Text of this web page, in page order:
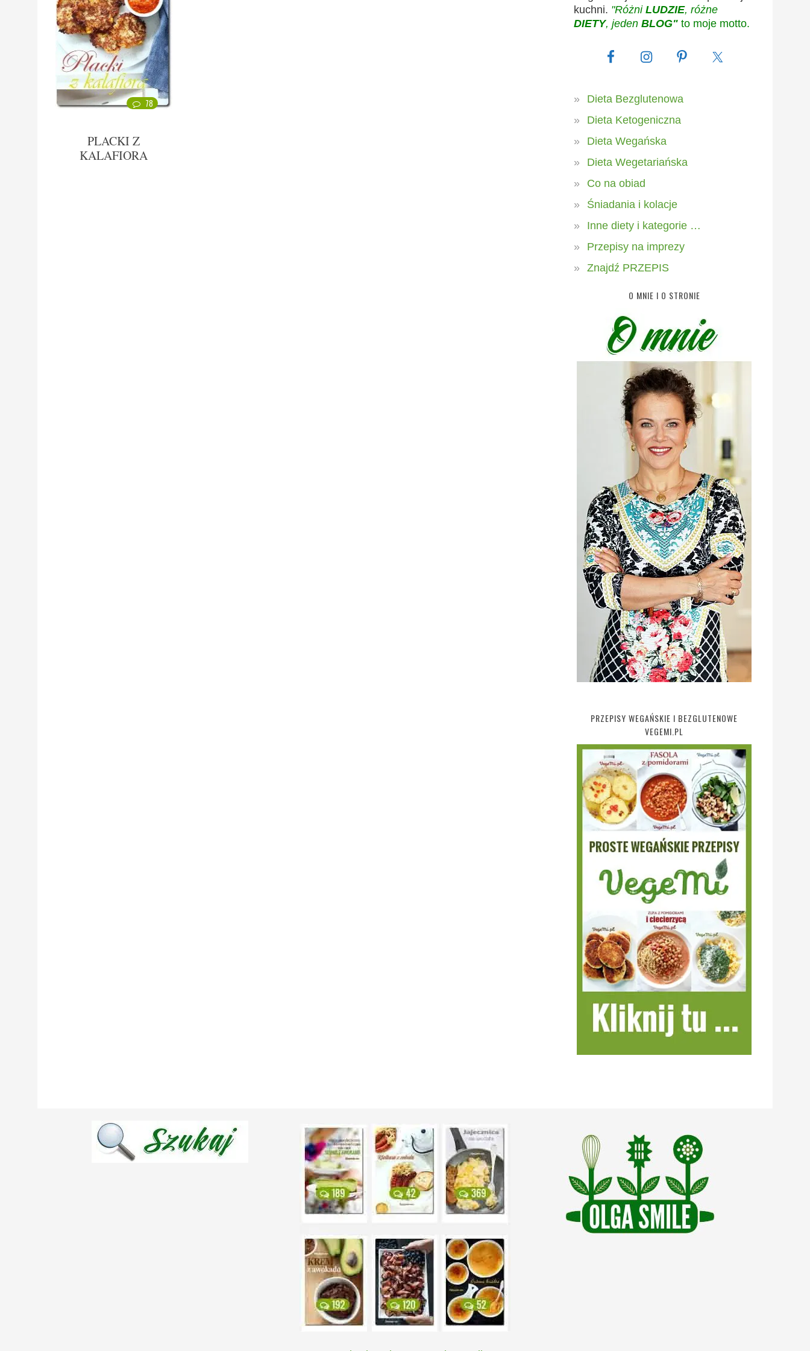
78
PLACKI Z
KALAFIORA
kuchni. "Różni LUDZIE, różne
DIETY, jeden BLOG" to moje motto.
Dieta Bezglutenowa
Dieta Ketogeniczna
Dieta Wegańska
Dieta Wegetariańska
Co na obiad
Śniadania i kolacje
Inne diety i kategorie …
Przepisy na imprezy
Znajdź PRZEPIS
O MNIE I O STRONIE
PRZEPISY WEGAŃSKIE I BEZGLUTENOWE
VEGEMI.PL